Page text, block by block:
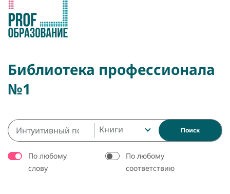
Библиотека профессионала
№1
Книги Поиск
По любому
слову
По любому
соответствию